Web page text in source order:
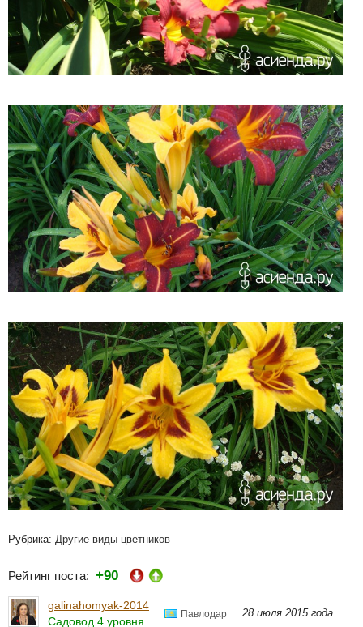
Рубрика: Другие виды цветников
Рейтинг поста: +90
galinahomyak-2014
Садовод 4 уровня
Павлодар 28 июля 2015 года